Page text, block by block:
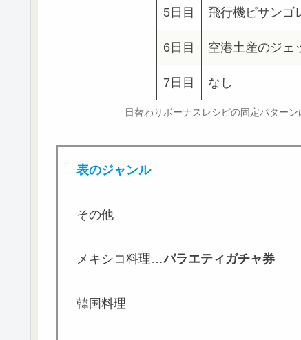
5日目 飛行機ピサンゴ
6日目 空港土産のジェ
7日目 なし
日替わりボーナスレシピの固定パター
表のジャンル
その他
メキシコ料理…バラエティガチャ券
韓国料理